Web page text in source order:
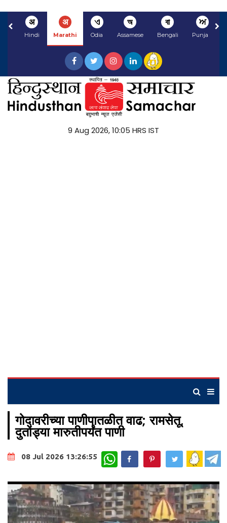
अ
Hindi
अ
Marathi
ଏ
Odia
অ
Assamese
বা
Bengali
ਅ
Punjabi
9 Aug 2026, 10:05 HRS IST
गोदावरीच्या पाणीपातळीत वाढ; रामसेतू,
दुतोंड्या मारुतीपर्यंत पाणी
08 Jul 2026 13:26:55 WhatsApp